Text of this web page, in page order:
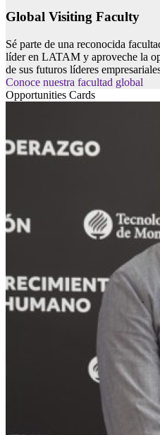
Global Visiting Faculty
Sé parte de una reconocida
líder en LATAM y aproveche la
de sus futuros líderes
Conoce nuestra facultad global
Opportunities Cards